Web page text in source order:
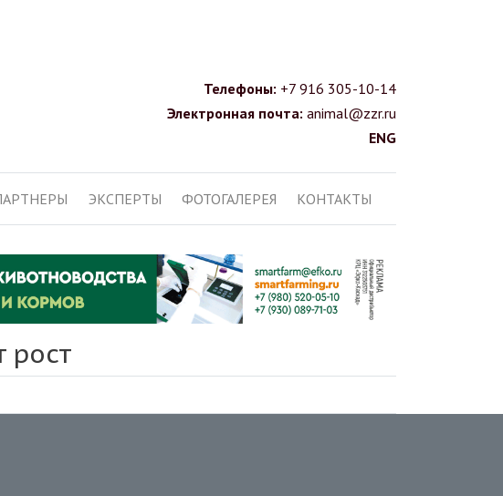
Телефоны: +7 916 305-10-14
Электронная почта: animal@zzr.ru
ENG
ЭКСПЕРТЫ ФОТОГАЛЕРЕЯ КОНТАКТЫ
рост